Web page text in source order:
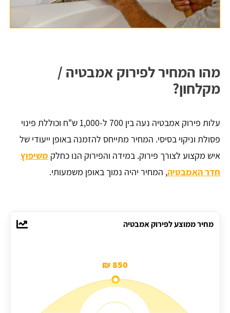
מהו המחיר לפירוק אמבטיה /
מקלחון?
עלות פירוק אמבטיה נעה בין 700 ל-1,000 ש"ח וכוללת פינוי
פסולת וניקוי בסיסי. המחיר מתייחס להזמנה באופן ייעודי של
איש מקצוע לצורך פירוק. במידה והפירוק הנו כחלק משיפוץ
חדר האמבטיה, המחיר יהיה נמוך באופן משמעותי.
מחיר ממוצע לפירוק אמבטיה
850 ₪